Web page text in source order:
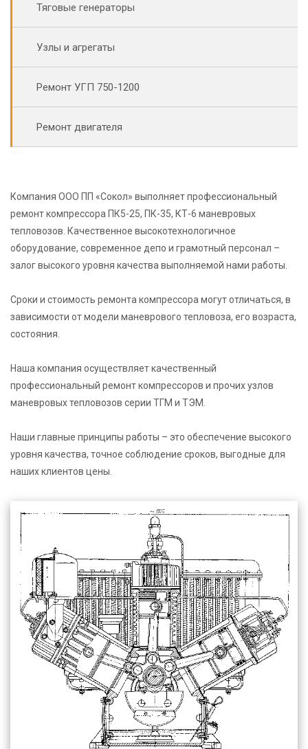
Тяговые генераторы
Узлы и агрегаты
Ремонт УГП 750-1200
Ремонт двигателя
Компания ООО ПП «Сокол» выполняет профессиональный
ремонт компрессора ПК5-25, ПК-35, КТ-6 маневровых
тепловозов. Качественное высокотехнологичное
оборудование, современное депо и грамотный персонал –
залог высокого уровня качества выполняемой нами работы.
Сроки и стоимость ремонта компрессора могут отличаться, в
зависимости от модели маневрового тепловоза, его возраста,
состояния.
Наша компания осуществляет качественный
профессиональный ремонт компрессоров и прочих узлов
маневровых тепловозов серии ТГМ и ТЭМ.
Наши главные принципы работы – это обеспечение высокого
уровня качества, точное соблюдение сроков, выгодные для
наших клиентов цены.